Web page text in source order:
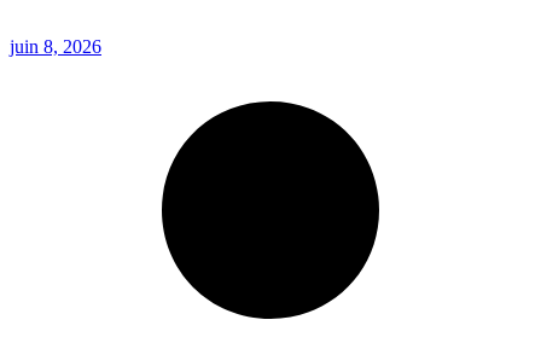
juin 8, 2026